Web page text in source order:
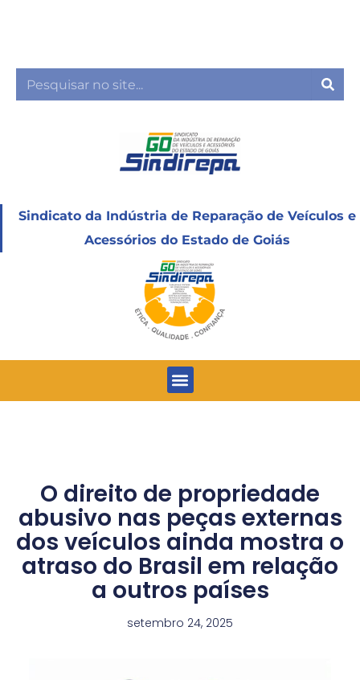
conteúdo
Sindicato da Indústria de Reparação de Veículos e
Acessórios do Estado de Goiás
Menu
O direito de propriedade
abusivo nas peças externas
dos veículos ainda mostra o
atraso do Brasil em relação
a outros países
setembro 24, 2025